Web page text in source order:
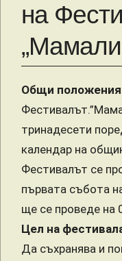
на
Общи
тринадесети
календар на
Фестивалът се
първата събота
ще се проведе на
Цел на
Да съхранява и